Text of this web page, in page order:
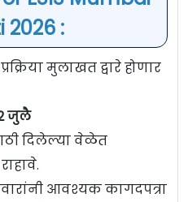
2026 :
मुलाखत द्वारे होणार
जुलै
दिलेल्या वेळेत
आवश्यक कागदपत्रा